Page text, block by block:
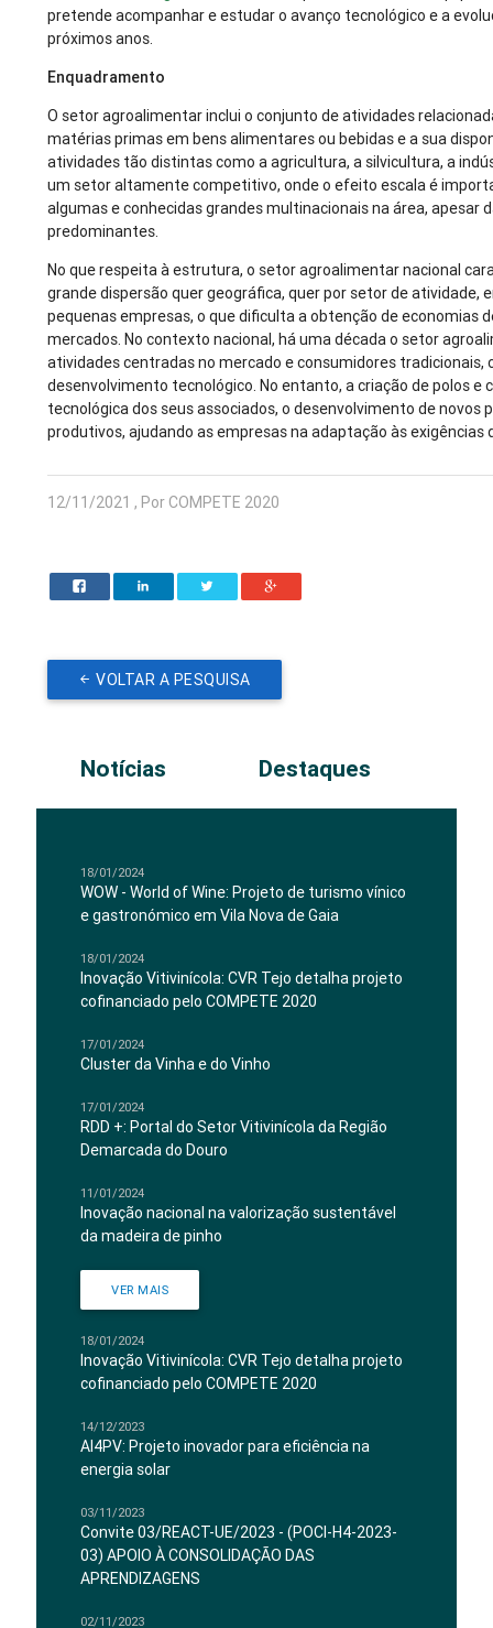
pretende acompanhar e estudar o avanço tecnológico e a
próximos anos.
Enquadramento
O setor agroalimentar inclui o conjunto de atividades
matérias primas em bens alimentares ou bebidas e a sua
atividades tão distintas como a agricultura, a silvicultura, a
um setor altamente competitivo, onde o efeito escala é
algumas e conhecidas grandes multinacionais na área, apesar
predominantes.
No que respeita à estrutura, o setor agroalimentar nacional
grande dispersão quer geográfica, quer por setor de atividade,
pequenas empresas, o que dificulta a obtenção de economias
mercados. No contexto nacional, há uma década o setor
atividades centradas no mercado e consumidores
desenvolvimento tecnológico. No entanto, a criação de polos
tecnológica dos seus associados, o desenvolvimento de novos
produtivos, ajudando as empresas na adaptação às
12/11/2021 , Por COMPETE 2020
VOLTAR A PESQUISA
Notícias Destaques
18/01/2024
WOW - World of Wine: Projeto de turismo vínico
e gastronómico em Vila Nova de Gaia
18/01/2024
Inovação Vitivinícola: CVR Tejo detalha projeto
cofinanciado pelo COMPETE 2020
17/01/2024
Cluster da Vinha e do Vinho
17/01/2024
RDD +: Portal do Setor Vitivinícola da Região
Demarcada do Douro
11/01/2024
Inovação nacional na valorização sustentável
da madeira de pinho
VER MAIS
18/01/2024
Inovação Vitivinícola: CVR Tejo detalha projeto
cofinanciado pelo COMPETE 2020
14/12/2023
AI4PV: Projeto inovador para eficiência na
energia solar
03/11/2023
Convite 03/REACT-UE/2023 - (POCI-H4-2023-
03) APOIO À CONSOLIDAÇÃO DAS
APRENDIZAGENS
02/11/2023